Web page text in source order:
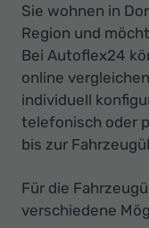
Sie wohnen in
Region und
Bei Autoflex24
online
individuell
telefonisch oder
bis zur
Für die
verschiedene